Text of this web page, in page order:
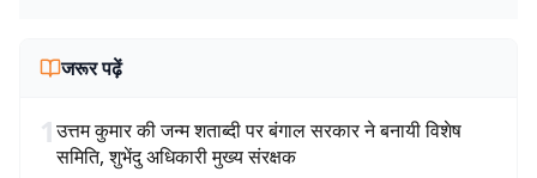
जरूर पढ़ें
1उत्तम कुमार की जन्म शताब्दी पर बंगाल सरकार ने बनायी विशेष
समिति, शुभेंदु अधिकारी मुख्य संरक्षक